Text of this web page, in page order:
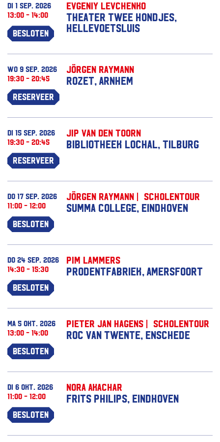
Evgeniy Levchenko
Theater Twee Hondjes,
Hellevoetsluis
di 1 sep. 2026
13:00 - 14:00
Besloten
Jörgen Raymann
Rozet, Arnhem
wo 9 sep. 2026
19:30 - 20:45
Reserveer
Jip van den Toorn
Bibliotheek Lochal, Tilburg
di 15 sep. 2026
19:30 - 20:45
Reserveer
Jörgen Raymann | Scholentour
Summa College, Eindhoven
do 17 sep. 2026
11:00 - 12:00
Besloten
Pim Lammers
Prodentfabriek, Amersfoort
do 24 sep. 2026
14:30 - 15:30
Besloten
Pieter Jan Hagens | Scholentour
ROC van Twente, Enschede
ma 5 okt. 2026
13:00 - 14:00
Besloten
Nora Akachar
Frits Philips, Eindhoven
di 6 okt. 2026
11:00 - 12:00
Besloten